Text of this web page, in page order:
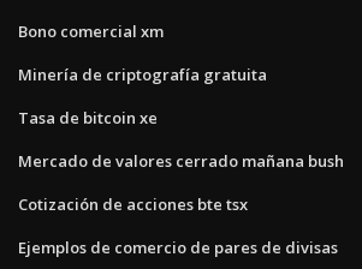
Bono comercial xm
Minería de criptografía gratuita
Tasa de bitcoin xe
Mercado de valores cerrado mañana bush
Cotización de acciones bte tsx
Ejemplos de comercio de pares de divisas